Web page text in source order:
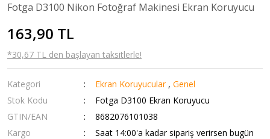
Fotga D3100 Nikon Fotoğraf Makinesi Ekran Koruyucu
163,90 TL
*30,67 TL den başlayan taksitlerle!
Kategori Ekran Koruyucular ,Genel
Stok Kodu
Fotga D3100 Ekran Koruyucu
GTIN/EAN
8682076101038
Kargo
Saat 14:00'a kadar sipariş verirsen bugün